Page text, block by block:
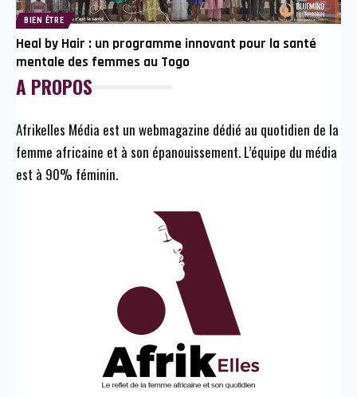
BIEN ÊTRE
Heal by Hair : un programme innovant pour la santé
mentale des femmes au Togo
A PROPOS
Afrikelles Média est un webmagazine dédié au quotidien de la
femme africaine et à son épanouissement. L’équipe du média
est à 90% féminin.